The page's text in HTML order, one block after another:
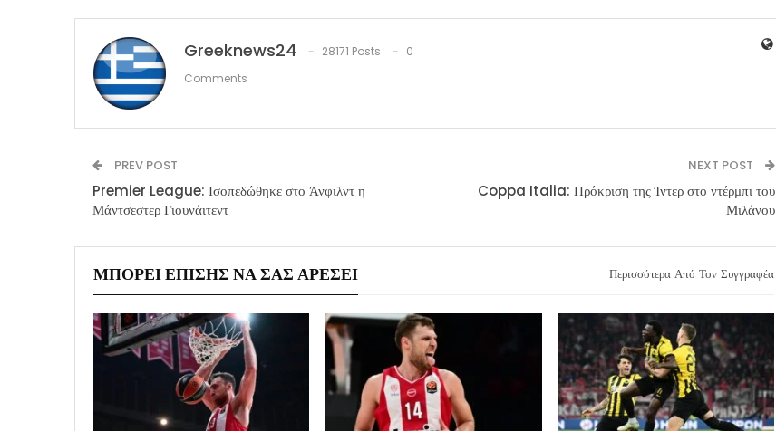
Greeknews24 28171 Posts
0
Comments
PREV POST
Premier League: Ισοπεδώθηκε στο Άνφιλντ η
Μάντσεστερ Γιουνάιτεντ
NEXT POST
Coppa Italia: Πρόκριση της Ίντερ στο ντέρμπι του
Μιλάνου
ΜΠΟΡΕΊ ΕΠΊΣΗΣ ΝΑ ΣΑΣ ΑΡΈΣΕΙ Περισσότερα Από Τον Συγγραφέα